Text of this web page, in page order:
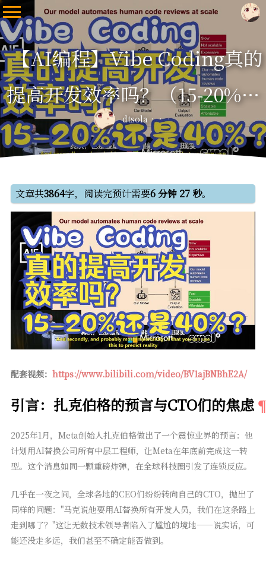
【AI编程】Vibe Coding真的
提高开发效率吗？（15-20%还
是40%？）
dtsola
文章共3864字，阅读完预计需要6 分钟 27 秒。
配套视频： https://www.bilibili.com/video/BV1ajBNBhE2A/
引言：扎克伯格的预言与CTO们的焦虑
2025年1月，Meta创始人扎克伯格做出了一个震惊业界的预言：他
计划用AI替换公司所有中层工程师，让Meta在年底前完成这一转
型。这个消息如同一颗重磅炸弹，在全球科技圈引发了连锁反应。
几乎在一夜之间，全球各地的CEO们纷纷转向自己的CTO，抛出了
同样的问题："马克说他要用AI替换所有开发人员，我们在这条路上
走到哪了？"这让无数技术领导者陷入了尴尬的境地——说实话，可
能还没走多远，我们甚至不确定能否做到。